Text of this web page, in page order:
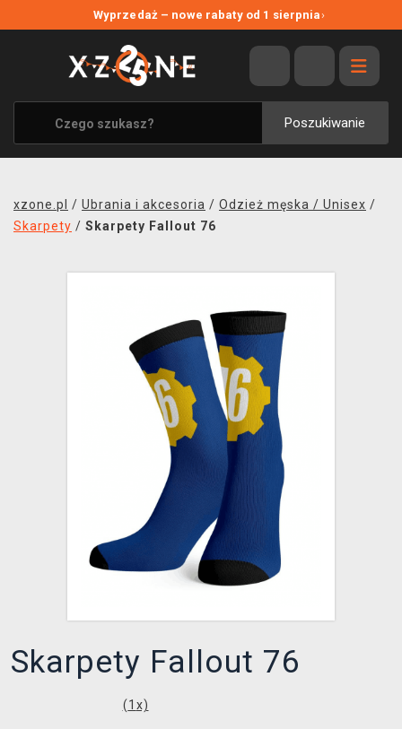
Wyprzedaż – nowe rabaty od 1 sierpnia›
Poszukiwanie
WYPRZEDAŻ
WSZYSTKIE MARKI
XZONE ORIGINALS
UBRANIA I AKCESORIA
SOUNDTRACKI
xzone.pl / Ubrania i akcesoria / Odzież męska / Unisex /
Skarpety / Skarpety Fallout 76
Skarpety Fallout 76
(1 x)